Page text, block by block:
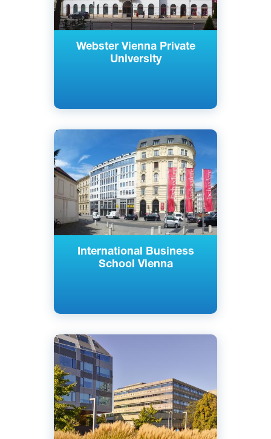
Webster Vienna Private
University
International Business
School Vienna
Английский
Частный
Английский
Немецкий
Вена, Австрия
Частный